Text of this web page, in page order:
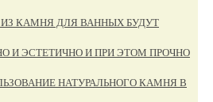
КАМНЯ ДЛЯ ВАННЫХ БУДУТ
И ЭСТЕТИЧНО И ПРИ ЭТОМ ПРОЧНО
НАТУРАЛЬНОГО КАМНЯ В